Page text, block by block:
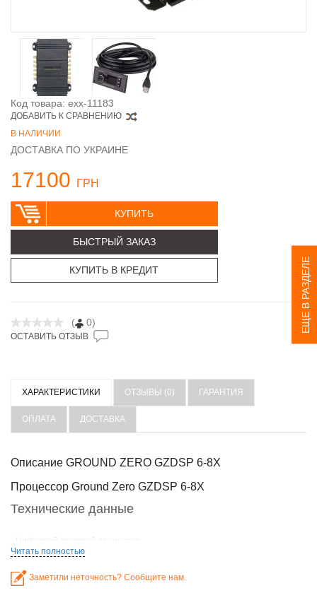
ЕЩЕ В РАЗДЕЛЕ
Код товара: exx-11183
ДОБАВИТЬ К СРАВНЕНИЮ
В НАЛИЧИИ
ДОСТАВКА ПО УКРАИНЕ
17100 ГРН
КУПИТЬ
БЫСТРЫЙ ЗАКАЗ
КУПИТЬ В КРЕДИТ
( 0)
ОСТАВИТЬ ОТЗЫВ
ХАРАКТЕРИСТИКИ ОТЗЫВЫ (0) ГАРАНТИЯ
ОПЛАТА ДОСТАВКА
Описание GROUND ZERO GZDSP 6-8X
Процессор Ground Zero GZDSP 6-8X
Технические данные
- Цифровой звуковой процессор
- Простая обработка через 1-страничный пользовательский интерфейс
- Cirrus Logic одноядерный 32-разрядный, 8-канальный, 192 кГц
- 6-канальный вход / 8-канальный выход
Читать полностью
Заметили неточность? Сообщите нам.